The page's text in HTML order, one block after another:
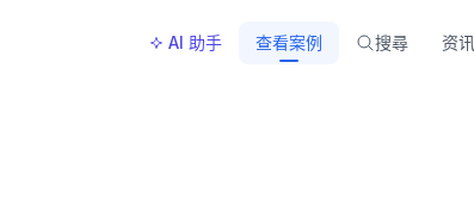
AI 助手 查看案例 搜尋 资讯